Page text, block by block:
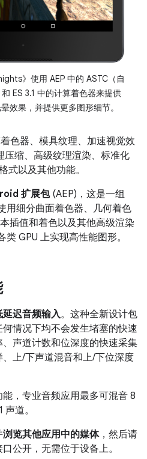
》使用 AEP 中的 ASTC（自
ES 3.1 中的计算着色器来提供
效果，并提供更多图形细节。
色器、模具纹理、加速视觉效
压缩、高级纹理渲染、标准化
式以及其他功能。
扩展包(AEP)，这是一组
用细分曲面着色器、几何着色
插值和着色以及其他高级渲染
GPU 上实现高性能图形。
延迟音频输入。这种全新设计包
情况下均不会发生堵塞的快速
声道计数和位深度的快速采集
上/下声道混音和上/下位深度
能，专业音频应用最多可混音 8
道。
浏览其他应用中的媒体，然后请
公开，无需位于设备上。